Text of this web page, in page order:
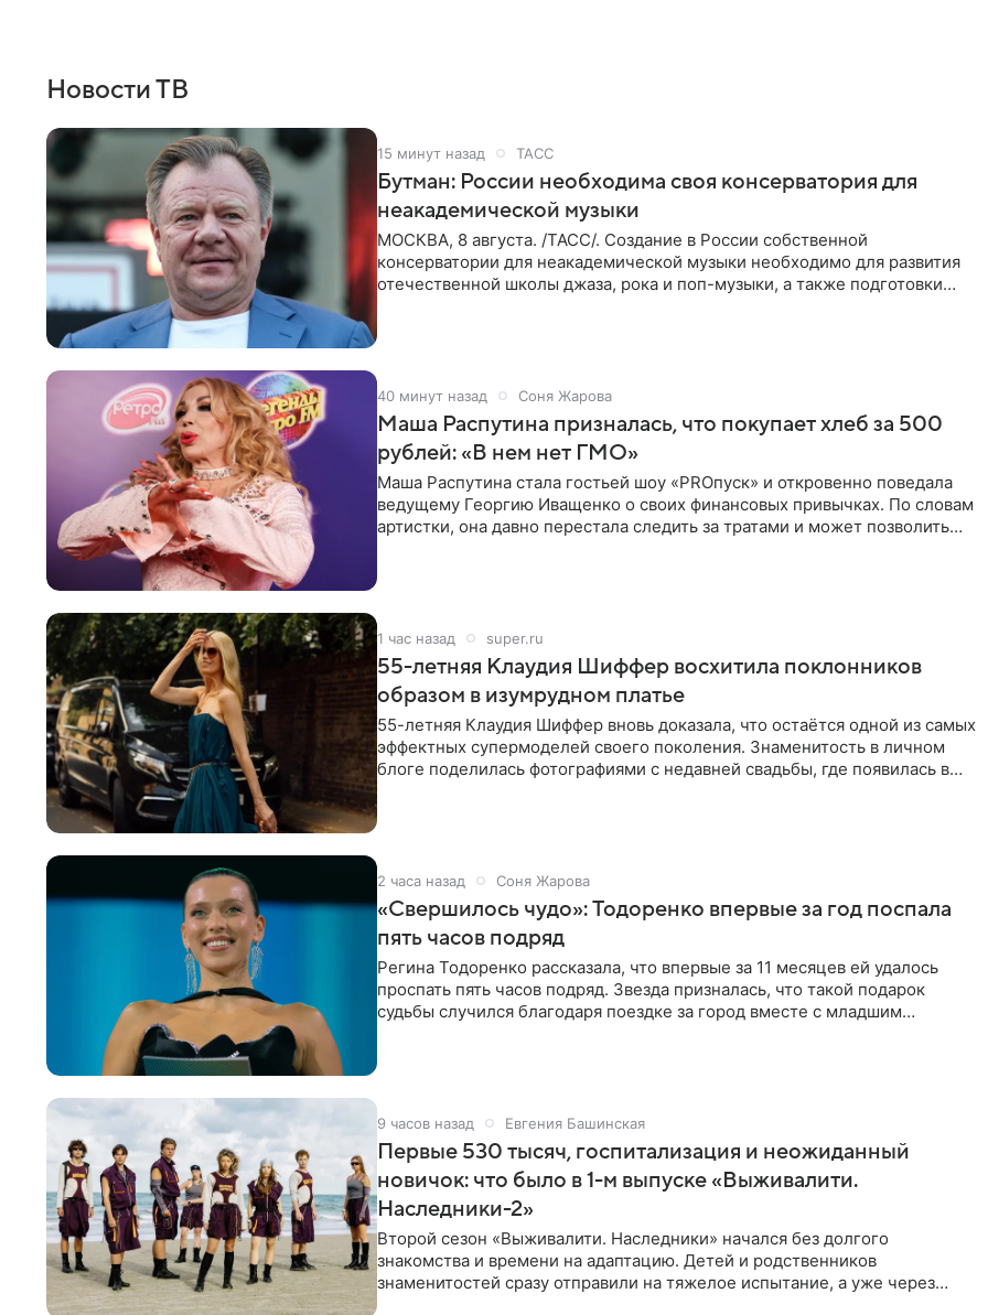
Новости ТВ
15 минут назад ТАСС
Бутман: России необходима своя консерватория для
неакадемической музыки
МОСКВА, 8 августа. /ТАСС/. Создание в России собственной
консерватории для неакадемической музыки необходимо для развития
отечественной школы джаза, рока и поп-музыки, а также подготовки
40 минут назад Соня Жарова
Маша Распутина призналась, что покупает хлеб за 500
рублей: «В нем нет ГМО»
Маша Распутина стала гостьей шоу «PROпуск» и откровенно поведала
ведущему Георгию Иващенко о своих финансовых привычках. По словам
артистки, она давно перестала следить за тратами и может позволить
1 час назад super.ru
55-летняя Клаудия Шиффер восхитила поклонников
образом в изумрудном платье
55-летняя Клаудия Шиффер вновь доказала, что остаётся одной из самых
эффектных супермоделей своего поколения. Знаменитость в личном
блоге поделилась фотографиями с недавней свадьбы, где появилась в
2 часа назад Соня Жарова
«Свершилось чудо»: Тодоренко впервые за год поспала
пять часов подряд
Регина Тодоренко рассказала, что впервые за 11 месяцев ей удалось
проспать пять часов подряд. Звезда призналась, что такой подарок
судьбы случился благодаря поездке за город вместе с младшим
9 часов назад Евгения Башинская
Первые 530 тысяч, госпитализация и неожиданный
новичок: что было в 1-м выпуске «Выживалити.
Наследники-2»
Второй сезон «Выживалити. Наследники» начался без долгого
знакомства и времени на адаптацию. Детей и родственников
знаменитостей сразу отправили на тяжелое испытание, а уже через